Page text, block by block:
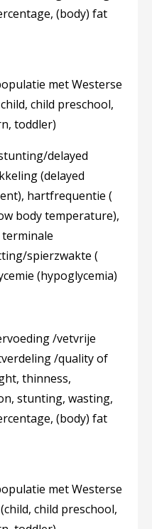
(body) fat
met Westerse
child, child preschool,
toddler)​
delayed
(​delayed
​), hartfrequentie (​
body temperature​),
terminale
spierzwakte (​
(​hypoglycemia​)
/vetvrije
/quality of
thinness,
stunting, wasting,
(body) fat
met Westerse
child, child preschool,